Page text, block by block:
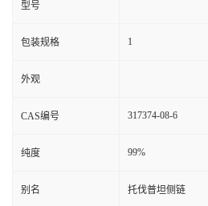
型号
包装规格 1
外观
CAS编号 317374-08-6
纯度 99%
别名 托伐普坦侧链